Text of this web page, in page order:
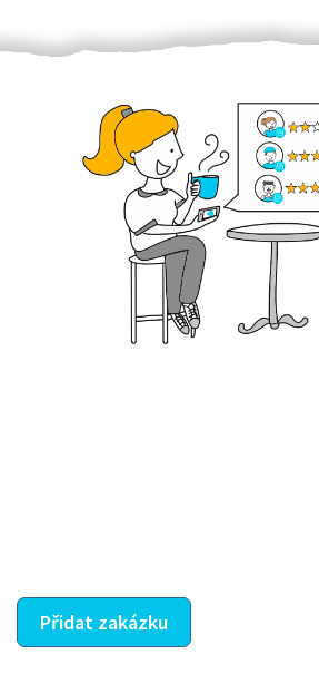
Přidat zakázku